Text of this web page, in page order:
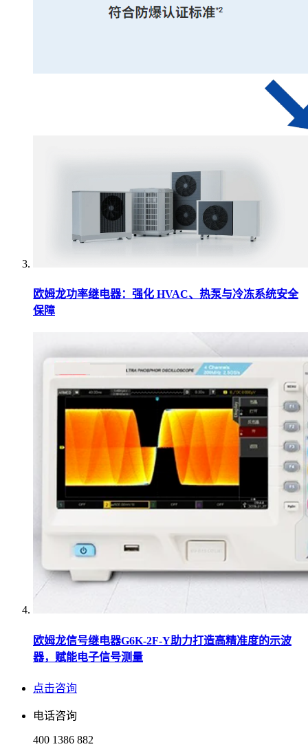
欧姆龙功率继电器：强化 HVAC、热泵与冷冻系统安全
保障
欧姆龙信号继电器G6K-2F-Y助力打造高精准度的示波
器，赋能电子信号测量
点击咨询
电话咨询
400 1386 882